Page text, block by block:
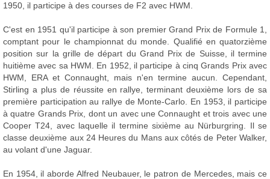
1950, il participe à des courses de F2 avec HWM.
C'est en 1951 qu'il participe à son premier Grand Prix de Formule 1,
comptant pour le championnat du monde. Qualifié en quatorzième
position sur la grille de départ du Grand Prix de Suisse, il termine
huitième avec sa HWM. En 1952, il participe à cinq Grands Prix avec
HWM, ERA et Connaught, mais n'en termine aucun. Cependant,
Stirling a plus de réussite en rallye, terminant deuxième lors de sa
première participation au rallye de Monte-Carlo. En 1953, il participe
à quatre Grands Prix, dont un avec une Connaught et trois avec une
Cooper T24, avec laquelle il termine sixième au Nürburgring. Il se
classe deuxième aux 24 Heures du Mans aux côtés de Peter Walker,
au volant d'une Jaguar.
En 1954, il aborde Alfred Neubauer, le patron de Mercedes, mais ce